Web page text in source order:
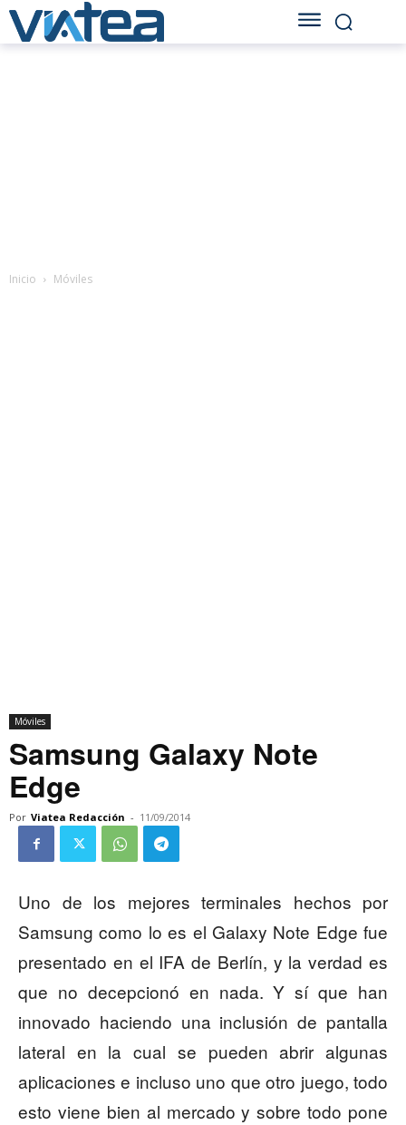
Inicio Móviles
Móviles
Samsung Galaxy Note
Edge
Por Viatea Redacción - 11/09/2014
Uno de los mejores terminales hechos por
Samsung como lo es el Galaxy Note Edge fue
presentado en el IFA de Berlín, y la verdad es
que no decepcionó en nada. Y sí que han
innovado haciendo una inclusión de pantalla
lateral en la cual se pueden abrir algunas
aplicaciones e incluso uno que otro juego, todo
esto viene bien al mercado y sobre todo pone